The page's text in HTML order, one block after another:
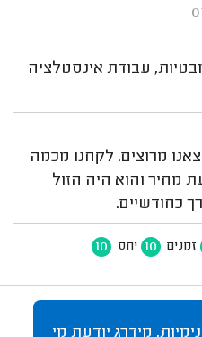
עבודת אינסטלציה
מרוצים. לקחנו מכמה
מחיר והוא היה הזול
כחודשיים.
זמנים 10 יחס 10